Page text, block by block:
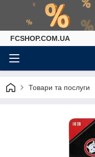
FCSHOP.COM.UA
Товари та послуги